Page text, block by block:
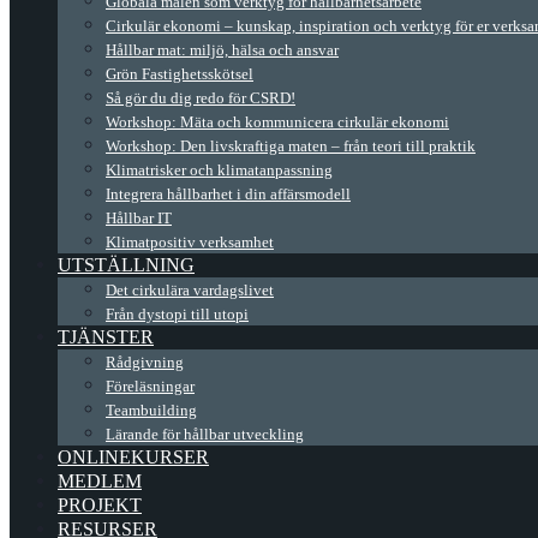
Cirkulär ekonomi – kunskap, inspiration och verktyg för er
Hållbar mat: miljö, hälsa och ansvar
Grön Fastighetsskötsel
Så gör du dig redo för CSRD!
Workshop: Mäta och kommunicera cirkulär ekonomi
Workshop: Den livskraftiga maten – från teori till praktik
Klimatrisker och klimatanpassning
Integrera hållbarhet i din affärsmodell
Hållbar IT
Klimatpositiv verksamhet
UTSTÄLLNING
Det cirkulära vardagslivet
Från dystopi till utopi
TJÄNSTER
Rådgivning
Föreläsningar
Teambuilding
Lärande för hållbar utveckling
ONLINEKURSER
MEDLEM
PROJEKT
RESURSER